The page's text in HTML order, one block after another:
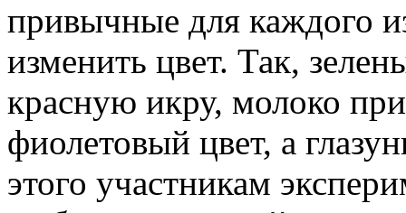
привычные для каждого
изменить цвет. Так,
красную икру, молоко
фиолетовый цвет, а
этого участникам